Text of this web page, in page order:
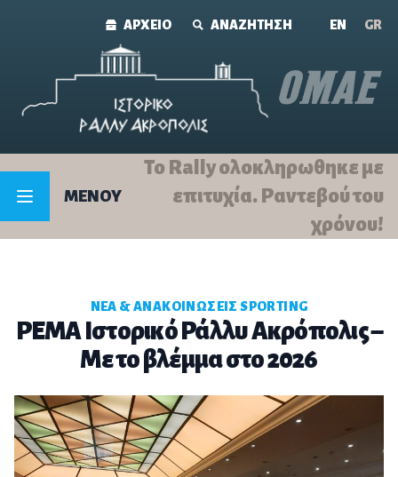
ΑΡΧΕΙΟ ΑΝΑΖΗΤΗΣΗ ΕΝ GR
MENOY
Το Rally ολοκληρωθηκε με
επιτυχία. Ραντεβού του
χρόνου!
ΝΈΑ & ΑΝΑΚΟΙΝΏΣΕΙΣ SPORTING
PEMA Ιστορικό Ράλλυ Ακρόπολις –
Με το βλέμμα στο 2026